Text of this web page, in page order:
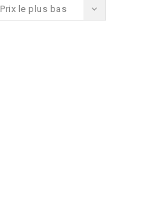
Prix le plus bas